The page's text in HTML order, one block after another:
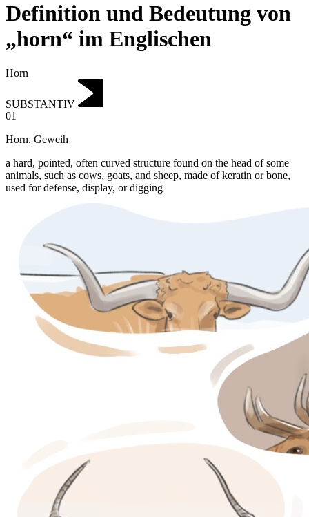
Definition und Bedeutung von
„horn“ im Englischen
Horn
SUBSTANTIV
01
Horn, Geweih
a hard, pointed, often curved structure found on the head of some
animals, such as cows, goats, and sheep, made of keratin or bone,
used for defense, display, or digging